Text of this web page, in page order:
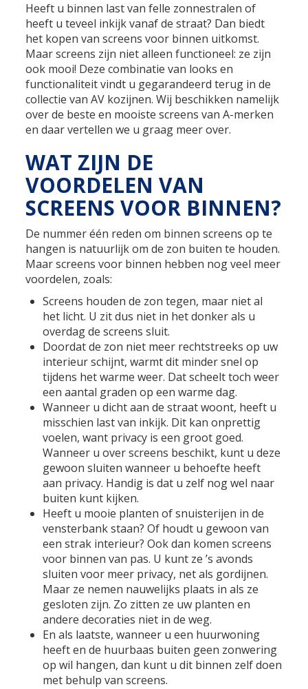
Heeft u binnen last van felle zonnestralen of
heeft u teveel inkijk vanaf de straat? Dan biedt
het kopen van screens voor binnen uitkomst.
Maar screens zijn niet alleen functioneel: ze zijn
ook mooi! Deze combinatie van looks en
functionaliteit vindt u gegarandeerd terug in de
collectie van AV kozijnen. Wij beschikken namelijk
over de beste en mooiste screens van A-merken
en daar vertellen we u graag meer over.
WAT ZIJN DE
VOORDELEN VAN
SCREENS VOOR BINNEN?
De nummer één reden om binnen screens op te
hangen is natuurlijk om de zon buiten te houden.
Maar screens voor binnen hebben nog veel meer
voordelen, zoals:
Screens houden de zon tegen, maar niet al
het licht. U zit dus niet in het donker als u
overdag de screens sluit.
Doordat de zon niet meer rechtstreeks op uw
interieur schijnt, warmt dit minder snel op
tijdens het warme weer. Dat scheelt toch weer
een aantal graden op een warme dag.
Wanneer u dicht aan de straat woont, heeft u
misschien last van inkijk. Dit kan onprettig
voelen, want privacy is een groot goed.
Wanneer u over screens beschikt, kunt u deze
gewoon sluiten wanneer u behoefte heeft
aan privacy. Handig is dat u zelf nog wel naar
buiten kunt kijken.
Heeft u mooie planten of snuisterijen in de
vensterbank staan? Of houdt u gewoon van
een strak interieur? Ook dan komen screens
voor binnen van pas. U kunt ze ’s avonds
sluiten voor meer privacy, net als gordijnen.
Maar ze nemen nauwelijks plaats in als ze
gesloten zijn. Zo zitten ze uw planten en
andere decoraties niet in de weg.
En als laatste, wanneer u een huurwoning
heeft en de huurbaas buiten geen zonwering
op wil hangen, dan kunt u dit binnen zelf doen
met behulp van screens.